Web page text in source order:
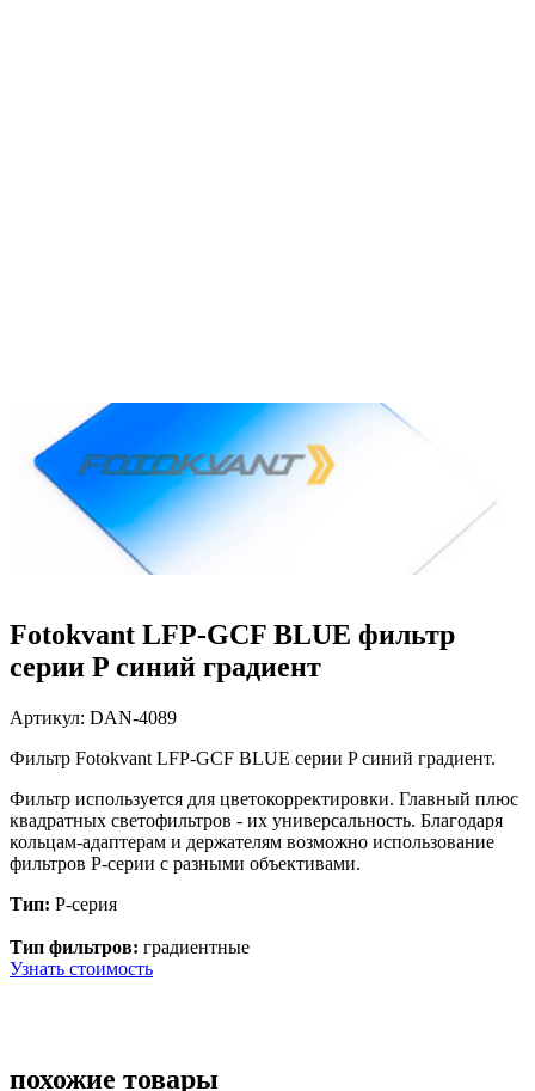
Fotokvant LFP-GCF BLUE фильтр
серии P синий градиент
Артикул: DAN-4089
Фильтр Fotokvant LFP-GCF BLUE серии P синий градиент.
Фильтр используется для цветокорректировки. Главный плюс
квадратных светофильтров - их универсальность. Благодаря
кольцам-адаптерам и держателям возможно использование
фильтров P-серии с разными объективами.
Тип: P-серия
Тип фильтров: градиентные
Узнать стоимость
похожие товары